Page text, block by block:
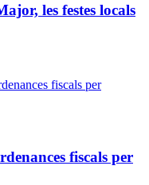
les festes locals
fiscals per